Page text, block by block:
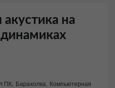
на
ПК Барахолка Компьютерная